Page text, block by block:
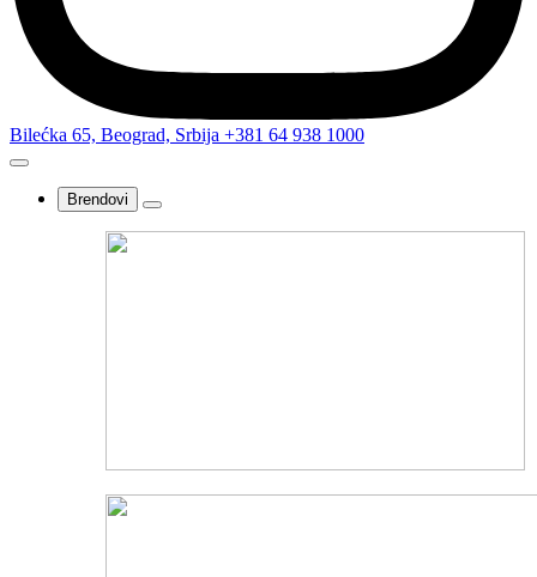
Bilećka 65, Beograd, Srbija +381 64 938 1000
Brendovi